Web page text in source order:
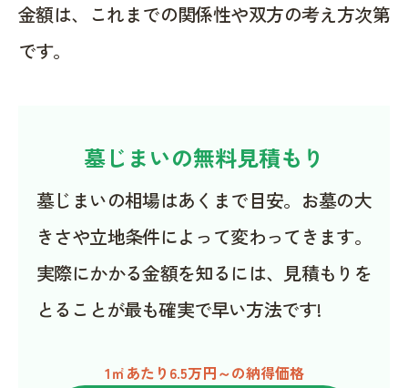
金額は、これまでの関係性や双方の考え方次第
です。
墓じまいの無料見積もり
墓じまいの相場はあくまで目安。お墓の大
きさや立地条件によって変わってきます。
実際にかかる金額を知るには、見積もりを
とることが最も確実で早い方法です!
1㎡あたり6.5万円～の納得価格